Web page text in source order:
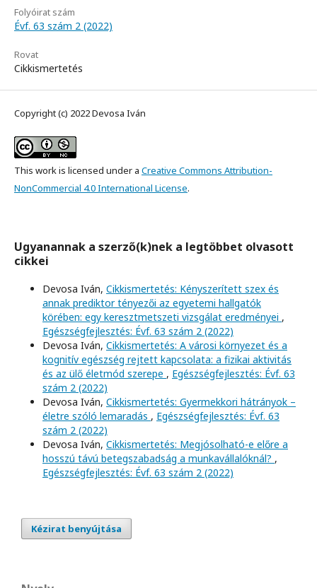
Folyóirat szám
Évf. 63 szám 2 (2022)
Rovat
Cikkismertetés
Copyright (c) 2022 Devosa Iván
This work is licensed under a Creative Commons Attribution-
NonCommercial 4.0 International License.
Ugyanannak a szerző(k)nek a legtöbbet olvasott
cikkei
Devosa Iván, Cikkismertetés: Kényszerített szex és
annak prediktor tényezői az egyetemi hallgatók
körében: egy keresztmetszeti vizsgálat eredményei ,
Egészségfejlesztés: Évf. 63 szám 2 (2022)
Devosa Iván, Cikkismertetés: A városi környezet és a
kognitív egészség rejtett kapcsolata: a fizikai aktivitás
és az ülő életmód szerepe , Egészségfejlesztés: Évf. 63
szám 2 (2022)
Devosa Iván, Cikkismertetés: Gyermekkori hátrányok –
életre szóló lemaradás , Egészségfejlesztés: Évf. 63
szám 2 (2022)
Devosa Iván, Cikkismertetés: Megjósolható-e előre a
hosszú távú betegszabadság a munkavállalóknál? ,
Egészségfejlesztés: Évf. 63 szám 2 (2022)
Kézirat benyújtása